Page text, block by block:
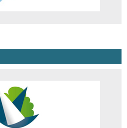
44240 La Chapelle-sur-Erdre